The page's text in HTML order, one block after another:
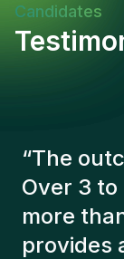
Candidates
“The
always
into
with the